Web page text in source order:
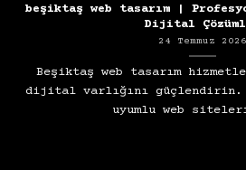
beşiktaş web tasarım |
Dijital
24 Temmuz 2026
Beşiktaş web tasarım
dijital varlığını güçlendirin.
uyumlu web